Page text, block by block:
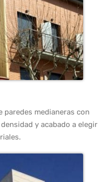
paredes medianeras con
y acabado a elegir